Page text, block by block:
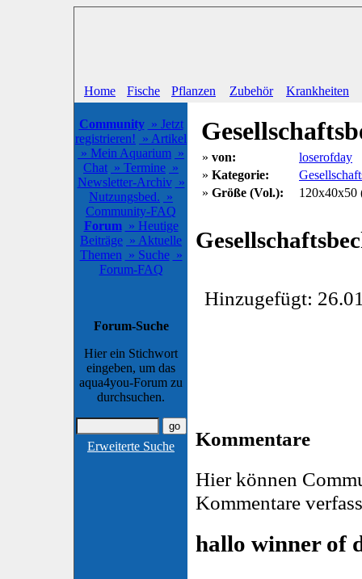
Home Fische Pflanzen Zubehör Krankheiten
Community » Jetzt
registrieren! » Artikel
» Mein Aquarium »
Chat » Termine »
Newsletter-Archiv »
Nutzungsbed. »
Community-FAQ
Forum » Heutige
Beiträge » Aktuelle
Themen » Suche »
Forum-FAQ
Forum-Suche
Hier ein Stichwort
eingeben, um das
aqua4you-Forum zu
durchsuchen.
Erweiterte Suche
» von:
loserofday
» Kategorie:
» Größe (Vol.): 120x40x50
Hinzugefügt:
Kommentare
Hier können
Kommentare
hallo winner of